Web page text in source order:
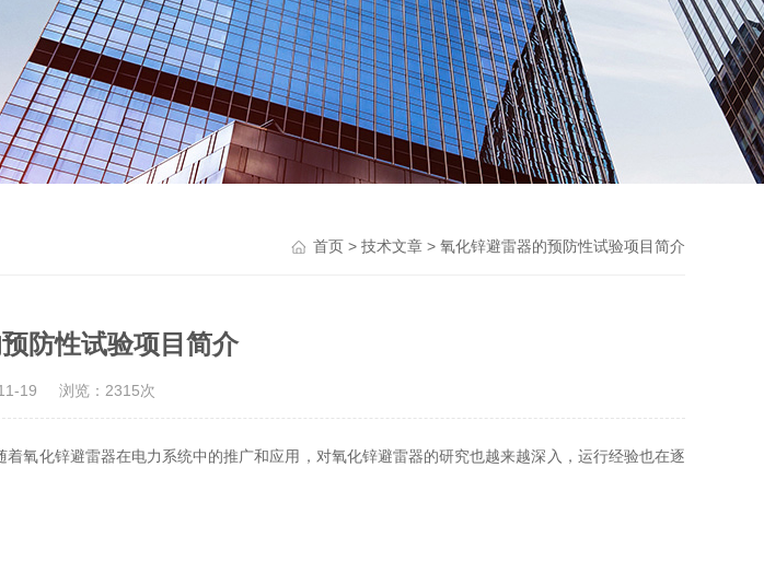
首页 > 技术文章 > 氧化锌避雷器的预防性试验项目简介
防性试验项目简介
19 浏览：2315次
氧化锌避雷器在电力系统中的推广和应用，对氧化锌避雷器的研究也越来越深入，运行经验也在逐